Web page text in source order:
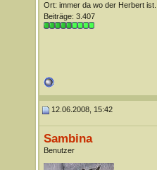
Ort: immer da wo der Herbert ist...
Beiträge: 3.407
12.06.2008, 15:42
Sambina
Benutzer